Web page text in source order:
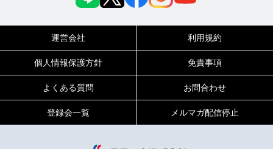
0120-717-450
平日9:00～19:00（土日祝は18:00まで）
運営会社 利用規約
個人情報保護方針 免責事項
よくある質問 お問合わせ
登録会一覧 メルマガ配信停止